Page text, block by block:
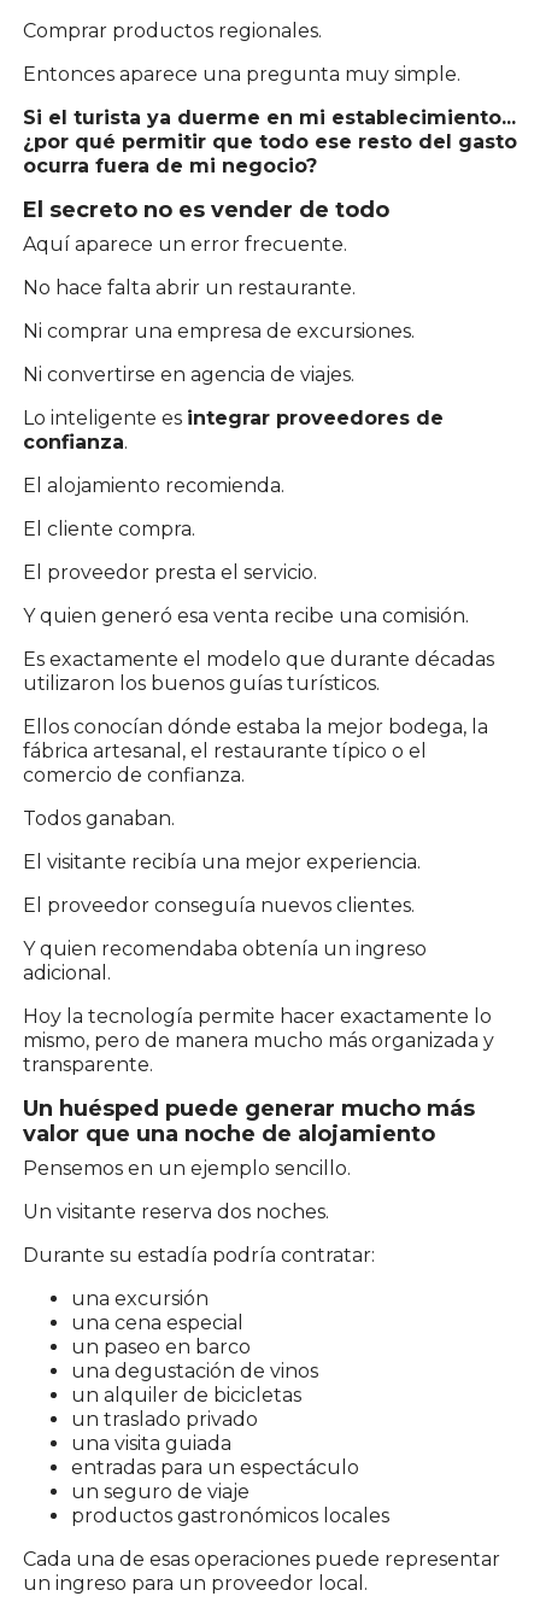
Comprar productos regionales.
Entonces aparece una pregunta muy simple.
Si el turista ya duerme en mi establecimiento...
¿por qué permitir que todo ese resto del gasto
ocurra fuera de mi negocio?
El secreto no es vender de todo
Aquí aparece un error frecuente.
No hace falta abrir un restaurante.
Ni comprar una empresa de excursiones.
Ni convertirse en agencia de viajes.
Lo inteligente es integrar proveedores de
confianza.
El alojamiento recomienda.
El cliente compra.
El proveedor presta el servicio.
Y quien generó esa venta recibe una comisión.
Es exactamente el modelo que durante décadas
utilizaron los buenos guías turísticos.
Ellos conocían dónde estaba la mejor bodega, la
fábrica artesanal, el restaurante típico o el
comercio de confianza.
Todos ganaban.
El visitante recibía una mejor experiencia.
El proveedor conseguía nuevos clientes.
Y quien recomendaba obtenía un ingreso
adicional.
Hoy la tecnología permite hacer exactamente lo
mismo, pero de manera mucho más organizada y
transparente.
Un huésped puede generar mucho más
valor que una noche de alojamiento
Pensemos en un ejemplo sencillo.
Un visitante reserva dos noches.
Durante su estadía podría contratar:
una excursión
una cena especial
un paseo en barco
una degustación de vinos
un alquiler de bicicletas
un traslado privado
una visita guiada
entradas para un espectáculo
un seguro de viaje
productos gastronómicos locales
Cada una de esas operaciones puede representar
un ingreso para un proveedor local.